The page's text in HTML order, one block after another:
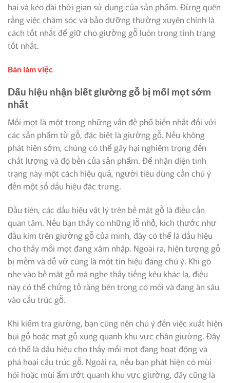
hại và kéo dài thời gian sử dụng của sản phẩm. Đừng quên
rằng việc chăm sóc và bảo dưỡng thường xuyên chính là
cách tốt nhất để giữ cho giường gỗ luôn trong tình trạng
tốt nhất.
Bàn làm việc
Dấu hiệu nhận biết giường gỗ bị mối mọt sớm
nhất
Mối mọt là một trong những vấn đề phổ biến nhất đối với
các sản phẩm từ gỗ, đặc biệt là giường gỗ. Nếu không
phát hiện sớm, chúng có thể gây hại nghiêm trọng đến
chất lượng và độ bền của sản phẩm. Để nhận diện tình
trạng này một cách hiệu quả, người tiêu dùng cần chú ý
đến một số dấu hiệu đặc trưng.
Đầu tiên, các dấu hiệu vật lý trên bề mặt gỗ là điều cần
quan tâm. Nếu bạn thấy có những lỗ nhỏ, kích thước như
đầu kim trên giường gỗ của mình, đây có thể là dấu hiệu
cho thấy mối mọt đang xâm nhập. Ngoài ra, hiện tượng gỗ
bị mềm và dễ vỡ cũng là một tín hiệu đáng chú ý. Khi gõ
nhẹ vào bề mặt gỗ mà nghe thấy tiếng kêu khác lạ, điều
này có thể chứng tỏ rằng bên trong có mối và đang ăn sâu
vào cấu trúc gỗ.
Khi kiểm tra giường, bạn cũng nên chú ý đến việc xuất hiện
bụi gỗ hoặc mạt gỗ xung quanh khu vực chân giường. Đây
có thể là dấu hiệu cho thấy mối mọt đang hoạt động và
phá hoại cấu trúc gỗ. Ngoài ra, nếu bạn phát hiện có mùi
hôi hoặc mùi ẩm ướt quanh khu vực giường, đây cũng là